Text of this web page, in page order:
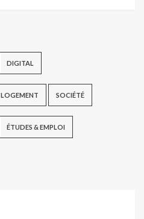
DIGITAL
LOGEMENT SOCIÉTÉ
ÉTUDES & EMPLOI